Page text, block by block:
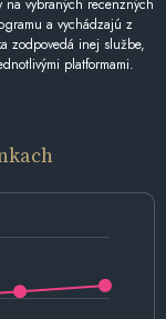
vybraných recenzných
a vychádzajú z
zodpovedá inej službe,
platformami.